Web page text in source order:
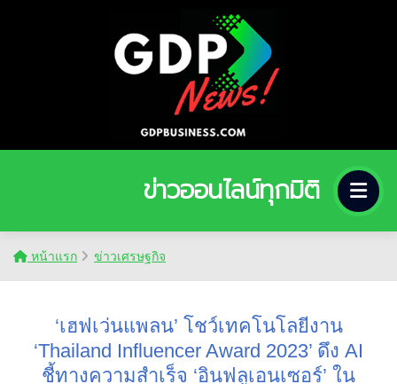
ข่าวออนไลน์ทุกมิติ
หน้าแรก ข่าวเศรษฐกิจ
‘เฮฟเว่นแพลน’ โชว์เทคโนโลยีงาน
‘Thailand Influencer Award 2023’ ดึง AI
ชี้ทางความสำเร็จ ‘อินฟลูเอนเซอร์’ ใน